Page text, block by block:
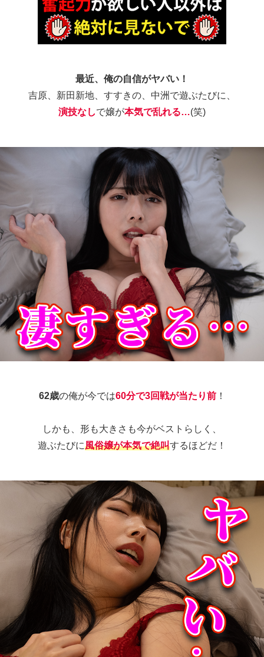
最近、俺の自信がヤバい！
吉原、新田新地、すすきの、中洲で遊ぶたびに、
演技なしで嬢が本気で乱れる…(笑)
62歳の俺が今では60分で3回戦が当たり前！
しかも、形も大きさも今がベストらしく、
遊ぶたびに風俗嬢が本気で絶叫するほどだ！